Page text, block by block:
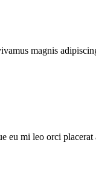
magnis
eu mi leo orci